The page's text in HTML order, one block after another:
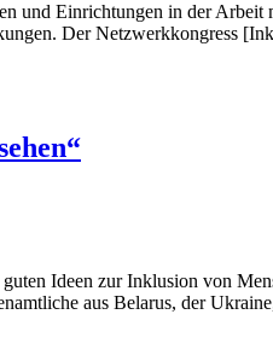
und Einrichtungen in der
Der Netzwerkkongress
Ideen zur Inklusion von
aus Belarus, der